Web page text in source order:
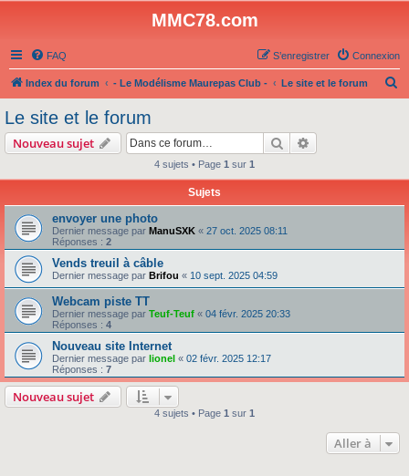
MMC78.com
FAQ Connexion
S’enregistrer
Index du forum - Le Modélisme Maurepas Club - Le site et le forum
Le site et le forum
Nouveau sujet Rechercher
4 sujets • Page 1 sur 1
Sujets
envoyer une photo
Dernier message par ManuSXK « 27 oct. 2025 08:11
Réponses : 2
Vends treuil à câble
Dernier message par Brifou « 10 sept. 2025 04:59
Webcam piste TT
Dernier message par Teuf-Teuf « 04 févr. 2025 20:33
Réponses : 4
Nouveau site Internet
Dernier message par lionel « 02 févr. 2025 12:17
Réponses : 7
Nouveau sujet
4 sujets • Page 1 sur 1
Aller à